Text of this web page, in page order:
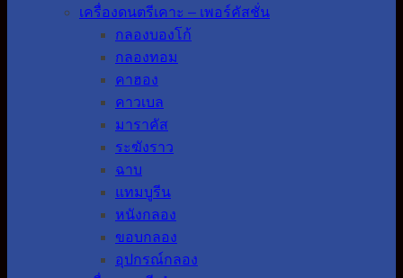
เครื่องดนตรีเคาะ – เพอร์คัสชั่น
กลองบองโก้
กลองทอม
คาฮอง
คาวเบล
มาราคัส
ระฆังราว
ฉาบ
แทมบูรีน
หนังกลอง
ขอบกลอง
อุปกรณ์กลอง